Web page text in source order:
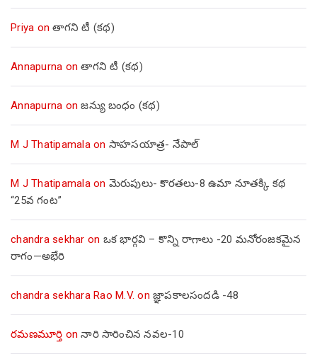
Priya onతాగని టీ (కథ)
Annapurna onతాగని టీ (కథ)
Annapurna onజన్యు బంధం (కథ)
M J Thatipamalaon సాహసయాత్ర- నేపాల్‌
M J Thatipamalaon మెరుపులు- కొరతలు-8 ఉమా నూతక్కి కథ
“25వ గంట”
chandra sekhar on ఒక భార్గవి – కొన్ని రాగాలు -20 మనోరంజకమైన
రాగం—అభేరి
chandra sekhara Rao M.V. on జ్ఞాపకాలసందడి -48
రమణమూర్తి onనారి సారించిన నవల-10